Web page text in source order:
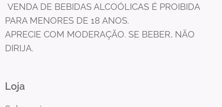
VENDA DE BEBIDAS ALCOÓLICAS É PROIBIDA
PARA MENORES DE 18 ANOS.
APRECIE COM MODERAÇÃO. SE BEBER, NÃO
DIRIJA.
Loja